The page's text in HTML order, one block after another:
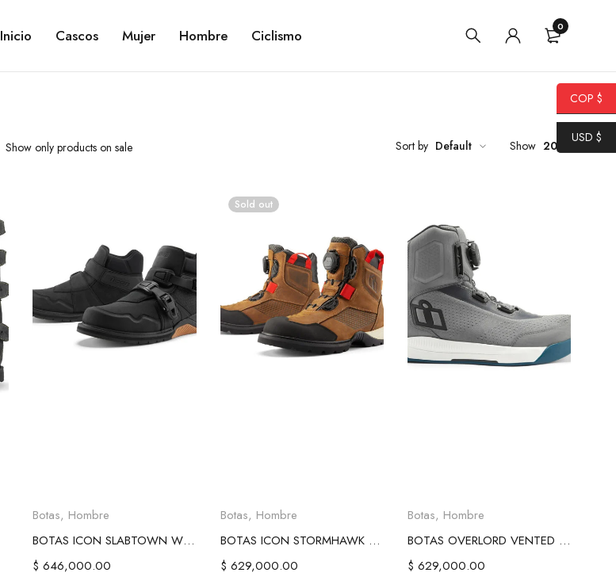
Inicio Cascos Mujer Hombre Ciclismo 0
Sort by Default
Show only products on sale Show 20
Seleccionar opciones
Botas, Hombre
BOTAS ICON SLABTOWN WP CE - BLACK
$ 646,000.00
Sold out
Seleccionar opciones
Botas, Hombre
BOTAS ICON STORMHAWK WATERPROOF
$ 629,000.00
Seleccionar opciones
Botas, Hombre
BOTAS OVERLORD VENTED CE - GREY / BLACK
$ 629,000.00
COP $
USD $